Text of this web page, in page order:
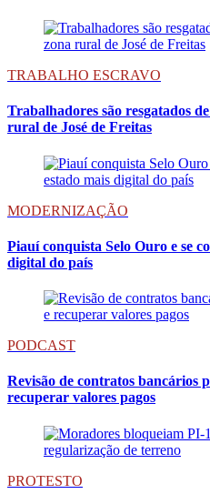
TRABALHO ESCRAVO
Trabalhadores são resgatados
rural de José de Freitas
MODERNIZAÇÃO
Piauí conquista Selo Ouro e se
digital do país
PODCAST
Revisão de contratos bancários
recuperar valores pagos
PROTESTO